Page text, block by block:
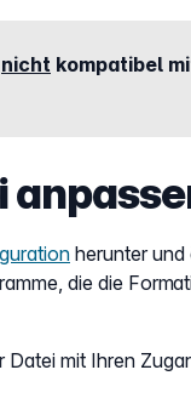
nicht kompatibel
herunter
die die
mit Ihren